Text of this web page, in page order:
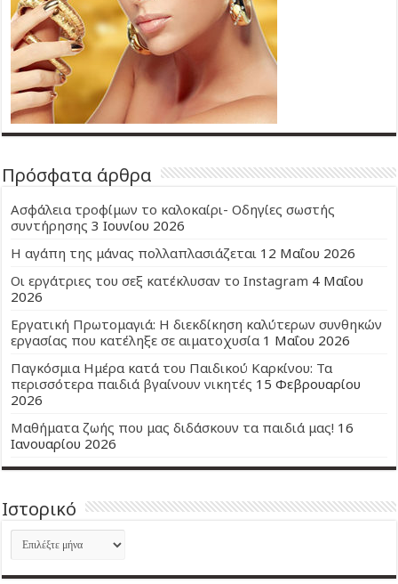
Πρόσφατα άρθρα
Ασφάλεια τροφίμων το καλοκαίρι- Οδηγίες σωστής
συντήρησης 3 Ιουνίου 2026
Η αγάπη της μάνας πολλαπλασιάζεται 12 Μαΐου 2026
Οι εργάτριες του σεξ κατέκλυσαν το Instagram 4 Μαΐου
2026
Εργατική Πρωτομαγιά: Η διεκδίκηση καλύτερων συνθηκών
εργασίας που κατέληξε σε αιματοχυσία 1 Μαΐου 2026
Παγκόσμια Ημέρα κατά του Παιδικού Καρκίνου: Τα
περισσότερα παιδιά βγαίνουν νικητές 15 Φεβρουαρίου
2026
Μαθήματα ζωής που μας διδάσκουν τα παιδιά μας! 16
Ιανουαρίου 2026
Ιστορικό
Ιστορικό